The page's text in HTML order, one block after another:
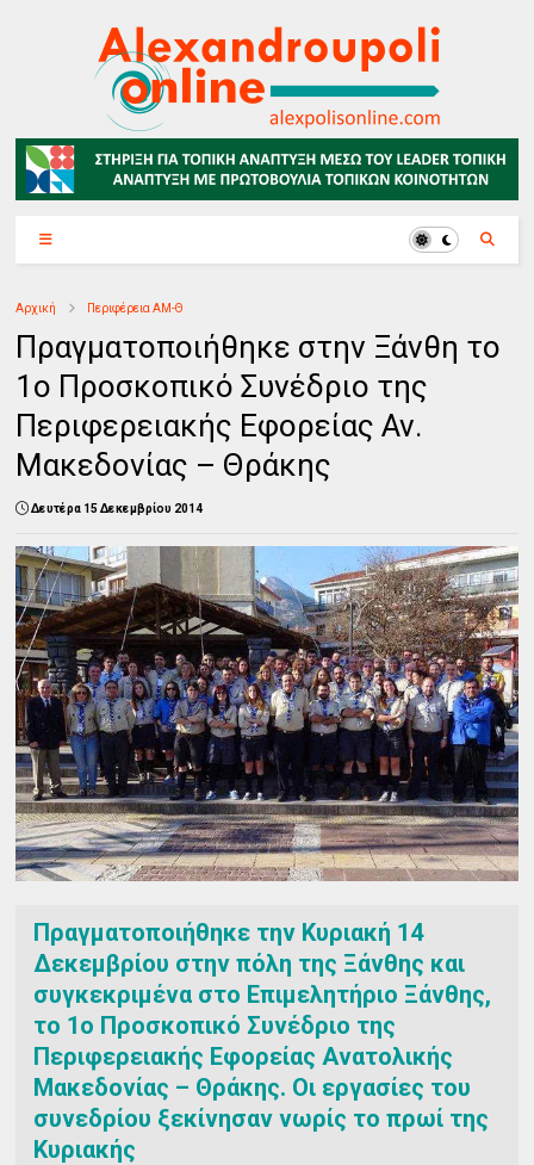
Αρχική Περιφέρεια ΑΜ-Θ
Πραγματοποιήθηκε στην Ξάνθη το
1ο Προσκοπικό Συνέδριο της
Περιφερειακής Εφορείας Αν.
Μακεδονίας – Θράκης
Δευτέρα 15 Δεκεμβρίου 2014
Πραγματοποιήθηκε την Κυριακή 14
Δεκεμβρίου στην πόλη της Ξάνθης και
συγκεκριμένα στο Επιμελητήριο Ξάνθης,
το 1ο Προσκοπικό Συνέδριο της
Περιφερειακής Εφορείας Ανατολικής
Μακεδονίας – Θράκης. Οι εργασίες του
συνεδρίου ξεκίνησαν νωρίς το πρωί της
Κυριακής